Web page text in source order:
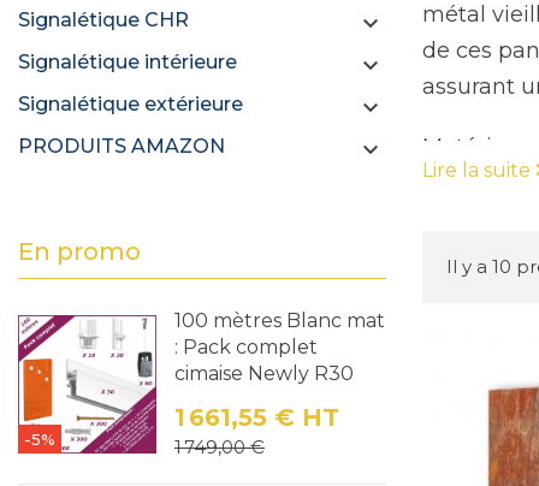
Signalétique CHR 
Signalétique intérieure 
Signalétique extérieure 
PRODUITS AMAZON 
En promo
-5%
100 mètres Blanc mat
: Pack complet
cimaise Newly R30
Prix
1 661,55 € HT
Prix de base
1 749,00 €
métal
de ces
assurant
Matériau
Nos
grande
offrant
Lire la suite
Il y a 10